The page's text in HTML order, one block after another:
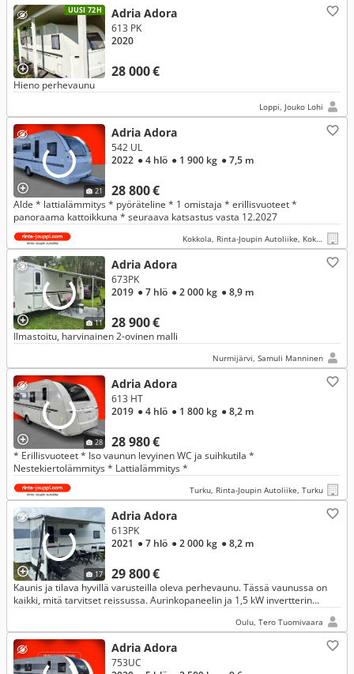
UUSI 72H Adria Adora
28 000 €
613 PK
2020
Hieno perhevaunu
Loppi, Jouko Lohi
21
Adria Adora
28 800 €
542 UL
2022 ● 4 hlö ● 1 900 kg ● 7,5 m
Alde * lattialämmitys * pyöräteline * 1 omistaja * erillisvuoteet *
panoraama kattoikkuna * seuraava katsastus vasta 12.2027
Kokkola, Rinta-Joupin Autoliike, Kokkola
11
Adria Adora
28 900 €
673PK
2019 ● 7 hlö ● 2 000 kg ● 8,9 m
Ilmastoitu, harvinainen 2-ovinen malli
Nurmijärvi, Samuli Manninen
28
Adria Adora
28 980 €
613 HT
2019 ● 4 hlö ● 1 800 kg ● 8,2 m
* Erillisvuoteet * Iso vaunun levyinen WC ja suihkutila *
Nestekiertolämmitys * Lattialämmitys *
Turku, Rinta-Joupin Autoliike, Turku
17
Adria Adora
29 800 €
613PK
2021 ● 7 hlö ● 2 000 kg ● 8,2 m
Kaunis ja tilava hyvillä varusteilla oleva perhevaunu. Tässä vaunussa on
kaikki, mitä tarvitset reissussa. Aurinkopaneelin ja 1,5 kW invertterin
Oulu, Tero Tuomivaara
Adria Adora
753UC